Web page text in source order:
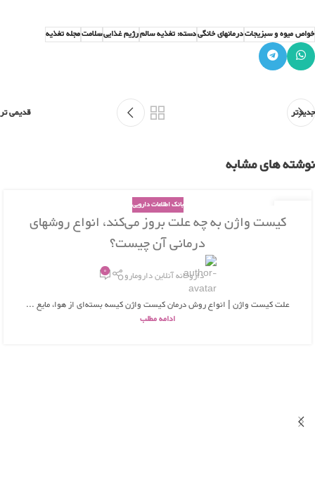
خواص میوه و سبزیجاتدرمانهای خانگیدسته: تغذیه سالمرژیم غذاییسلامتمجله تغذیه
جدیدتر قدیمی تر
نوشته های مشابه
26
بانک اطلاعات دارویی
کیست واژن به چه علت بروز می‌کند، انواع روشهای
درمانی آن چیست؟
داروخانه آنلاین دارومارو 0
علت کیست واژن | انواع روش درمان کیست واژن کیسه بسته‌ای از هوا، مایع ...
ادامه مطلب